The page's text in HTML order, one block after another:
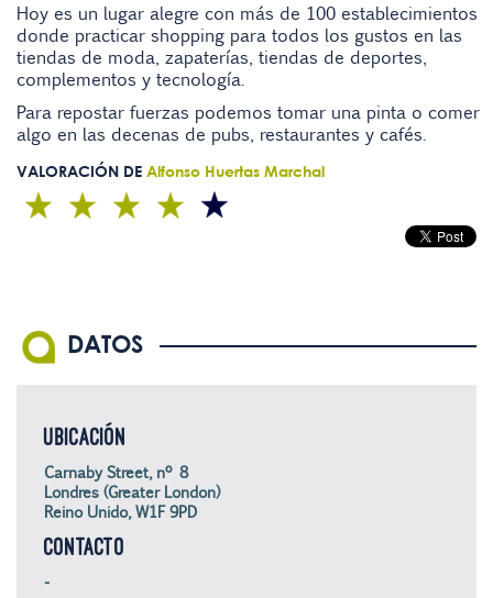
Hoy es un lugar alegre con más de 100 establecimientos
donde practicar shopping para todos los gustos en las
tiendas de moda, zapaterías, tiendas de deportes,
complementos y tecnología.
Para repostar fuerzas podemos tomar una pinta o comer
algo en las decenas de pubs, restaurantes y cafés.
VALORACIÓN DE Alfonso Huertas Marchal
DATOS
UBICACIÓN
Carnaby Street, nº 8
Londres (Greater London)
Reino Unido, W1F 9PD
CONTACTO
-